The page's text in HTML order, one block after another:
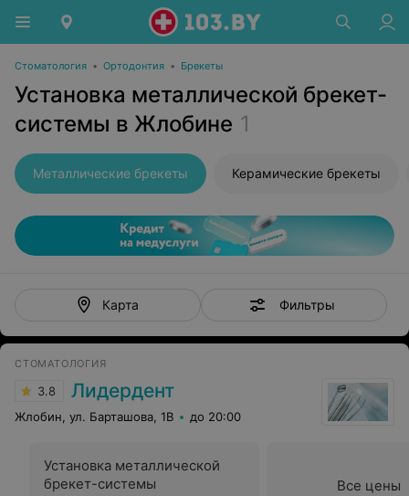
Стоматология • Ортодонтия • Брекеты
Установка металлической брекет-
системы в Жлобине 1
Металлические брекеты Керамические брекеты
Карта Фильтры
СТОМАТОЛОГИЯ
3.8 Лидердент
Жлобин, ул. Барташова, 1В до 20:00
Установка металлической
брекет-системы
Все цены